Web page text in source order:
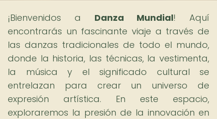
¡Bienvenidos a Danza Mundial! Aquí
encontrarás un fascinante viaje a través de
las danzas tradicionales de todo el mundo,
donde la historia, las técnicas, la vestimenta,
la música y el significado cultural se
entrelazan para crear un universo de
expresión artística. En este espacio,
exploraremos la presión de la innovación en